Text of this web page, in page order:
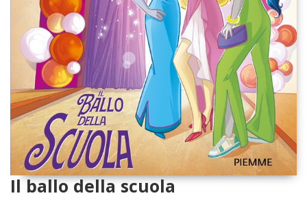
Il ballo della scuola